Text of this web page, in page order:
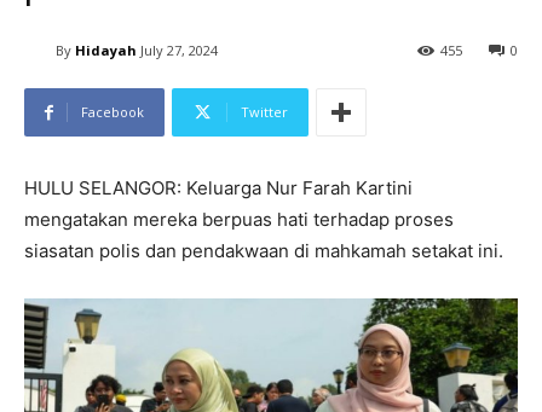
By Hidayah July 27, 2024 0
455
Facebook Twitter
HULU SELANGOR: Keluarga Nur Farah Kartini
mengatakan mereka berpuas hati terhadap proses
siasatan polis dan pendakwaan di mahkamah setakat ini.